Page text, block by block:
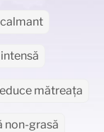
mătreața
non-grasă